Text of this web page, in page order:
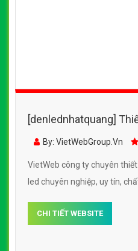
[denlednhatquang]
Đèn Led Sài Gòn đẹp,
By: VietWebGroup.Vn
VietWeb công ty chuyên
led chuyên nghiệp, uy tín,
CHI TIẾT WEBSITE